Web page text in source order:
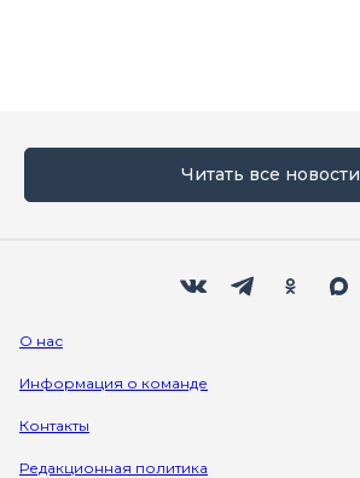
Читать все новости
О нас
Информация о команде
Контакты
Редакционная политика